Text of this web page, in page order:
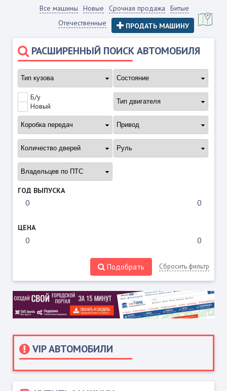
VIP АВТОМОБИЛИ
Все машины Новые Срочная продажа
Битые
Отечественные
ПРОДАТЬ МАШИНУ
РАСШИРЕННЫЙ ПОИСК АВТОМОБИЛЯ
Б/у
Новый
ГОД ВЫПУСКА
ЦЕНА
Подобрать Сбросить фильтр